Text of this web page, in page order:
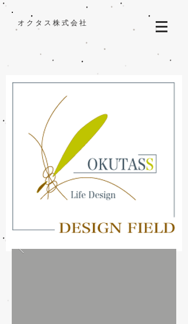
オクタス株式会社